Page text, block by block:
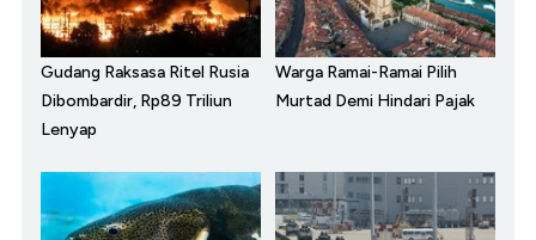
Gudang Raksasa Ritel Rusia
Dibombardir, Rp89 Triliun
Lenyap
Warga Ramai-Ramai Pilih
Murtad Demi Hindari Pajak